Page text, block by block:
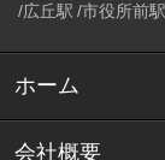
広丘駅 市役所前駅
ホーム
会社概要